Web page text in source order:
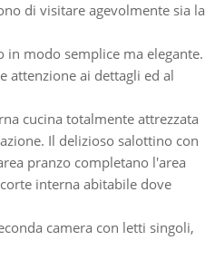
di visitare agevolmente sia la
modo semplice ma elegante.
attenzione ai dettagli ed al
cucina totalmente attrezzata
Il delizioso salottino con
pranzo completano l'area
interna abitabile dove
camera con letti singoli,